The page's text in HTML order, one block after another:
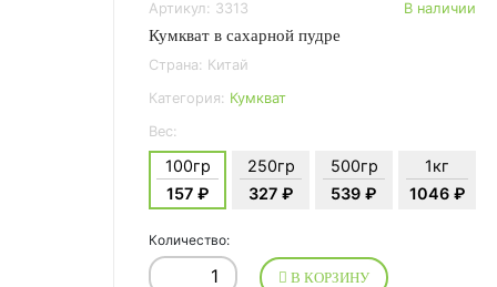
Артикул: 3313 В наличии
Кумкват в сахарной пудре
Страна: Китай
Категория: Кумкват
Вес:
100гр
157 ₽
250гр
327 ₽
500гр
539 ₽
1кг
1046 ₽
Количество:
В КОРЗИНУ